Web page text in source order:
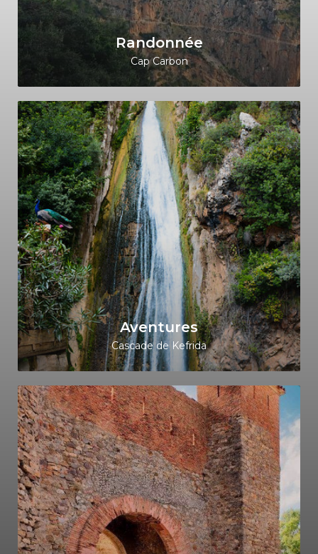
Randonnée
Cap Carbon
Aventures
Cascade de Kefrida